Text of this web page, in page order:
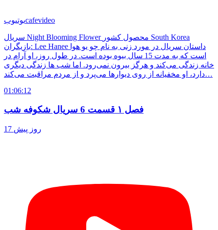
یوتیوبcafevideo
سریال Night Blooming Flower محصول کشور South Korea
بازیگران: Lee Hanee داستان سریال در مورد زنی به نام چو یو هوا
است که به مدت 15 سال بیوه بوده است. در طول روز، او آرام در
خانه زندگی می‌کند و هرگز بیرون نمی‌رود. اما شب ها زندگی دیگری
دارد، او مخفیانه از روی دیوارها می‌پرد و از مردم مراقبت می‌کند…
01:06:12
فصل ۱ قسمت 6 سریال شکوفه شب
17 روز پیش